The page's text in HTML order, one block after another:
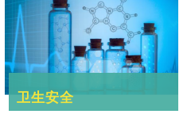
卫生安全